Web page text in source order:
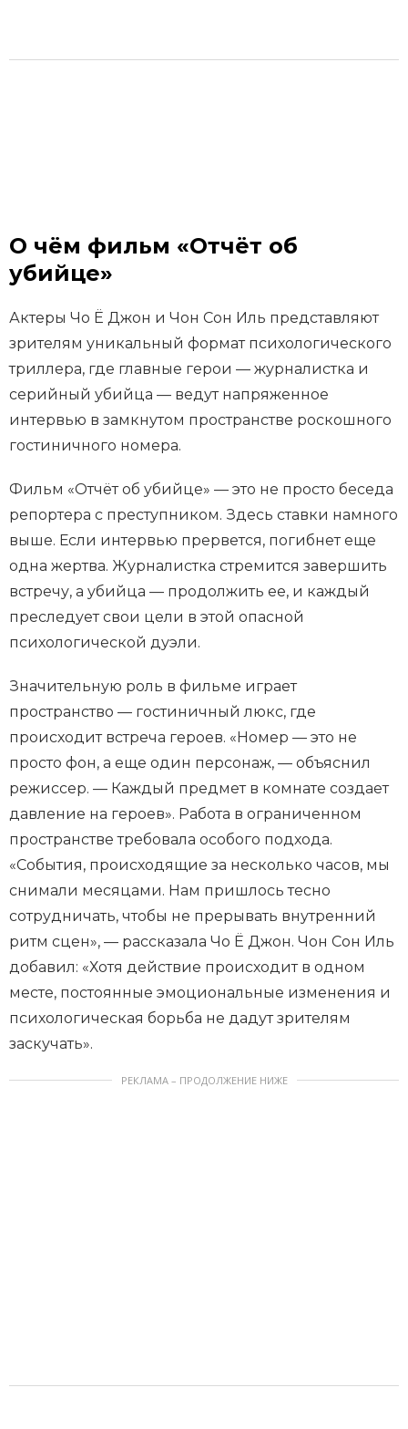
О чём фильм «Отчёт об
убийце»
Актеры Чо Ё Джон и Чон Сон Иль представляют
зрителям уникальный формат психологического
триллера, где главные герои — журналистка и
серийный убийца — ведут напряженное
интервью в замкнутом пространстве роскошного
гостиничного номера.
Фильм «Отчёт об убийце» — это не просто беседа
репортера с преступником. Здесь ставки намного
выше. Если интервью прервется, погибнет еще
одна жертва. Журналистка стремится завершить
встречу, а убийца — продолжить ее, и каждый
преследует свои цели в этой опасной
психологической дуэли.
Значительную роль в фильме играет
пространство — гостиничный люкс, где
происходит встреча героев. «Номер — это не
просто фон, а еще один персонаж, — объяснил
режиссер. — Каждый предмет в комнате создает
давление на героев». Работа в ограниченном
пространстве требовала особого подхода.
«События, происходящие за несколько часов, мы
снимали месяцами. Нам пришлось тесно
сотрудничать, чтобы не прерывать внутренний
ритм сцен», — рассказала Чо Ё Джон. Чон Сон Иль
добавил: «Хотя действие происходит в одном
месте, постоянные эмоциональные изменения и
психологическая борьба не дадут зрителям
заскучать».
РЕКЛАМА – ПРОДОЛЖЕНИЕ НИЖЕ